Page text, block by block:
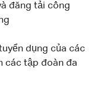
đăng tải công
dụng của các
các tập đoàn đa